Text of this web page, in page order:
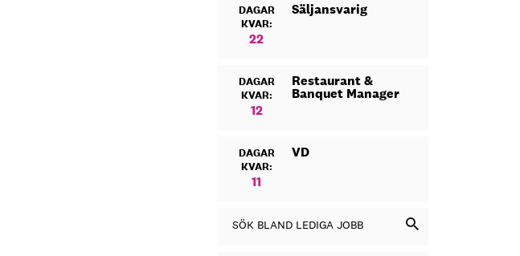
DAGAR
KVAR:
22
Säljansvarig
DAGAR
KVAR:
12
Restaurant &
Banquet Manager
DAGAR
KVAR:
11
VD
SÖK BLAND LEDIGA JOBB